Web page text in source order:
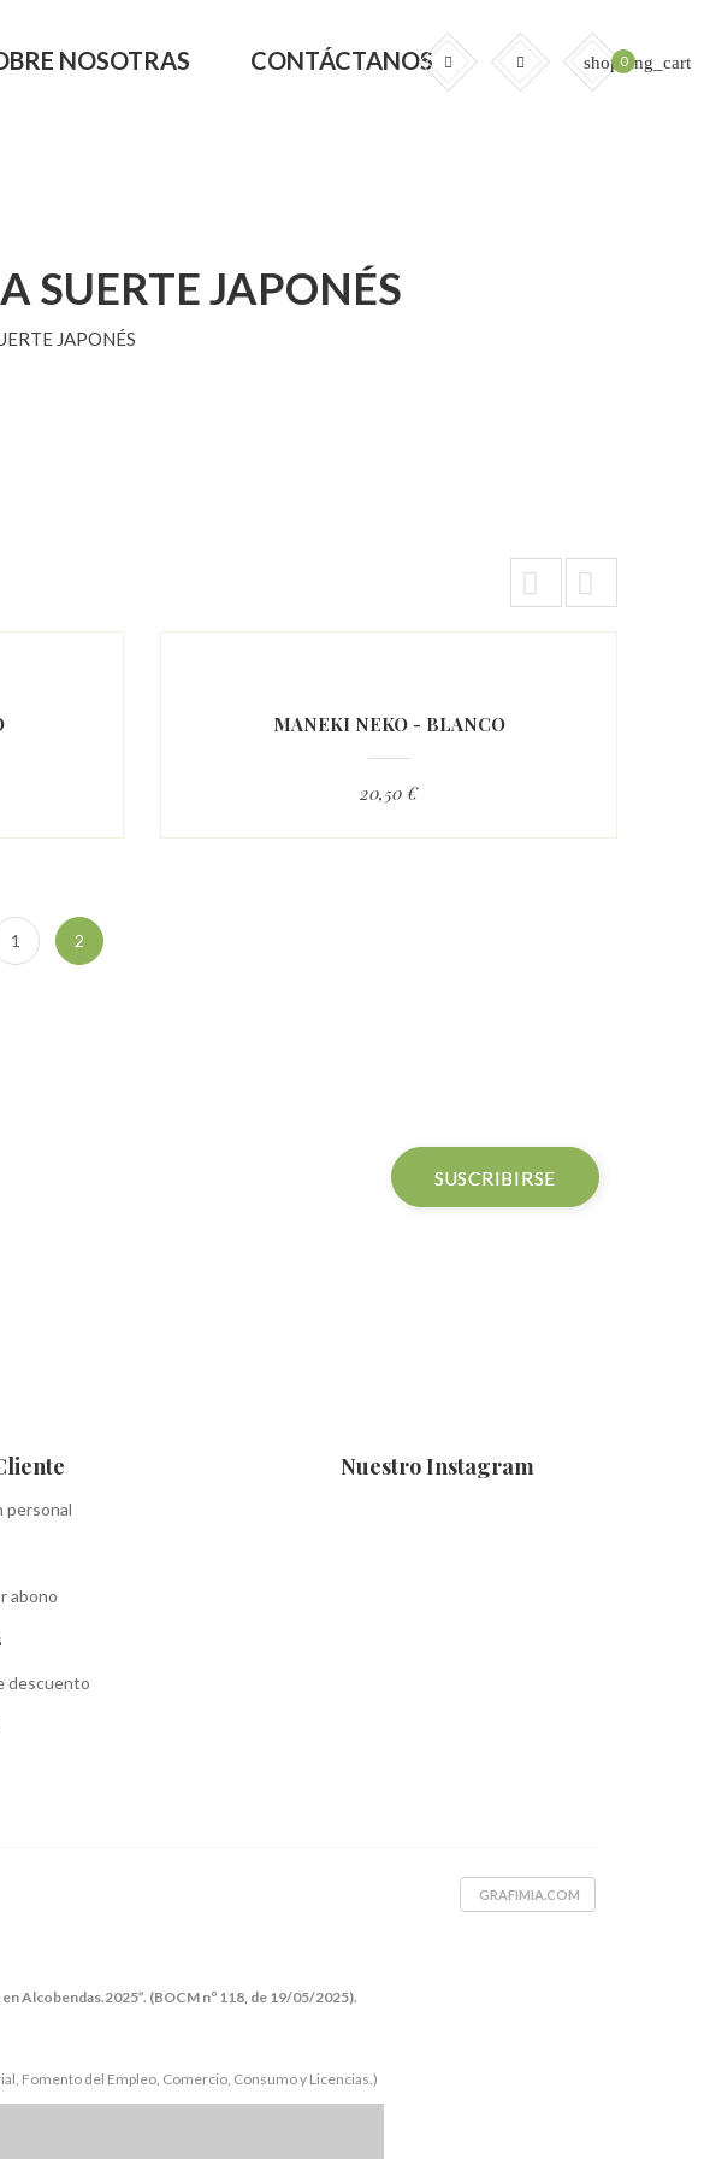
NOSOTRAS CONTÁCTANOS shopping_cart
0
SUERTE JAPONÉS
JAPONÉS
 
MANEKI NEKO - BLANCO
20,50 €
1 2
personal
abono
descuento
Nuestro Instagram
GRAFIMIA.COM
Alcobendas.2025”. (BOCM nº 118, de 19/05/2025).
Fomento del Empleo, Comercio, Consumo y Licencias.)